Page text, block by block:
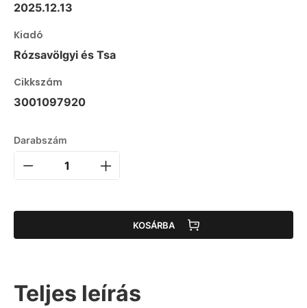
2025.12.13
Kiadó
Rózsavölgyi és Tsa
Cikkszám
3001097920
Darabszám
KOSÁRBA
Teljes leírás